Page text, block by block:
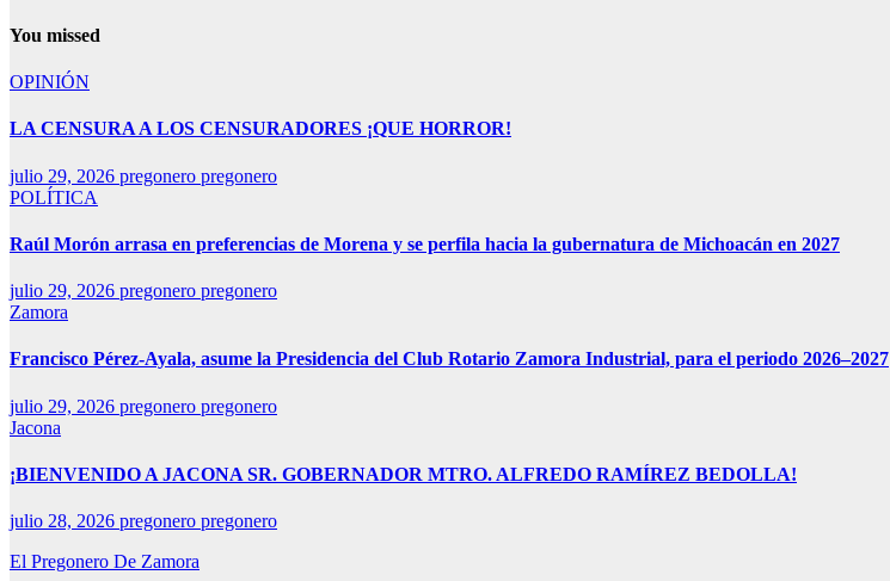
You missed
OPINIÓN
LA CENSURA A LOS CENSURADORES ¡QUE HORROR!
julio 29, 2026 pregonero pregonero
POLÍTICA
Raúl Morón arrasa en preferencias de Morena y se perfila hacia la gubernatura de Michoacán en 2027
julio 29, 2026 pregonero pregonero
Zamora
Francisco Pérez-Ayala, asume la Presidencia del Club Rotario Zamora Industrial, para el periodo 2026–2027
julio 29, 2026 pregonero pregonero
Jacona
¡BIENVENIDO A JACONA SR. GOBERNADOR MTRO. ALFREDO RAMÍREZ BEDOLLA!
julio 28, 2026 pregonero pregonero
El Pregonero De Zamora